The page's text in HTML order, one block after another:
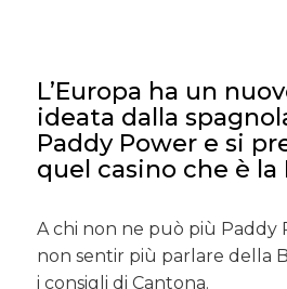
L’Europa ha un
ideata dalla
Paddy Power e si
quel casino che è la
A chi non ne può più Paddy
non sentir più parlare della
i consigli di Cantona.